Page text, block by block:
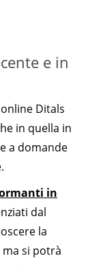
e in
Ditals
in quella in
a domande
in
dal
la
si potrà